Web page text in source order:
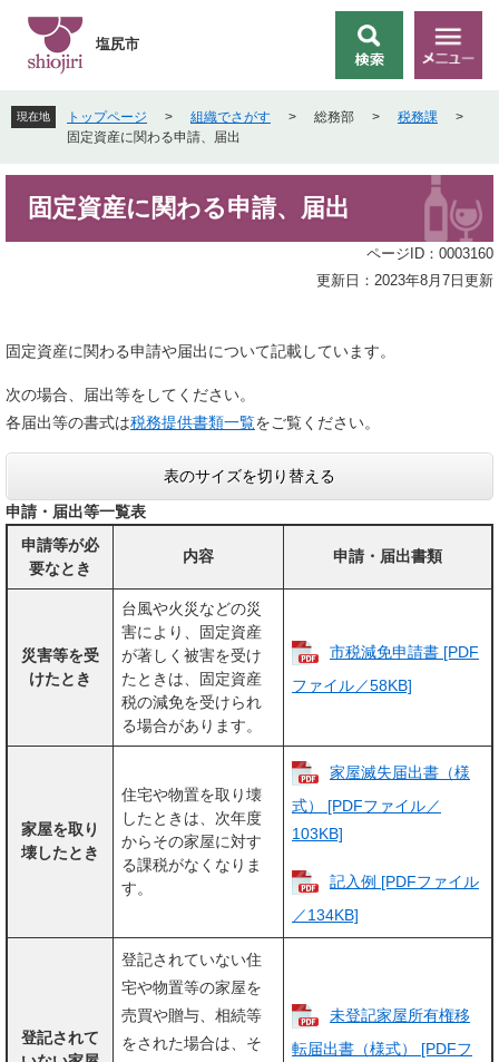
先
頭
す
を
飛
し
文
索
メ
ニ
ー
塩尻市
現在地 トップページ > 組織でさがす > 総務部 > 税務課
>
固定資産に関わる申請、届出
固定資産に関わる申請、届出
ページID：0003160
更新日：2023年8月7日更新
固定資産に関わる申請や届出について記載しています。
次の場合、届出等をしてください。
各届出等の書式は税務提供書類一覧をご覧ください。
表のサイズを切り替える
申請・届出等一覧表
申請等が必
要なとき
内容 申請・届出書類
災害等を受
けたとき
台風や火災などの災
害により、固定資産
が著しく被害を受け
たときは、固定資産
税の減免を受けられ
る場合があります。
市税減免申請書 [PDF
ファイル／58KB]
家屋を取り
壊したとき
住宅や物置を取り壊
したときは、次年度
からその家屋に対す
る課税がなくなりま
す。
家屋滅失届出書（様
式） [PDFファイル／
103KB]
記入例 [PDFファイル
／134KB]
登記されて
登記されていない住
宅や物置等の家屋を
売買や贈与、相続等
をされた場合は、そ
未登記家屋所有権移
転届出書（様式） [PDFフ